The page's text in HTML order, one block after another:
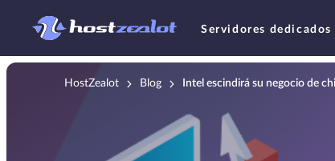
Servidores dedicados
HostZealot Blog Intel escindirá su negocio de